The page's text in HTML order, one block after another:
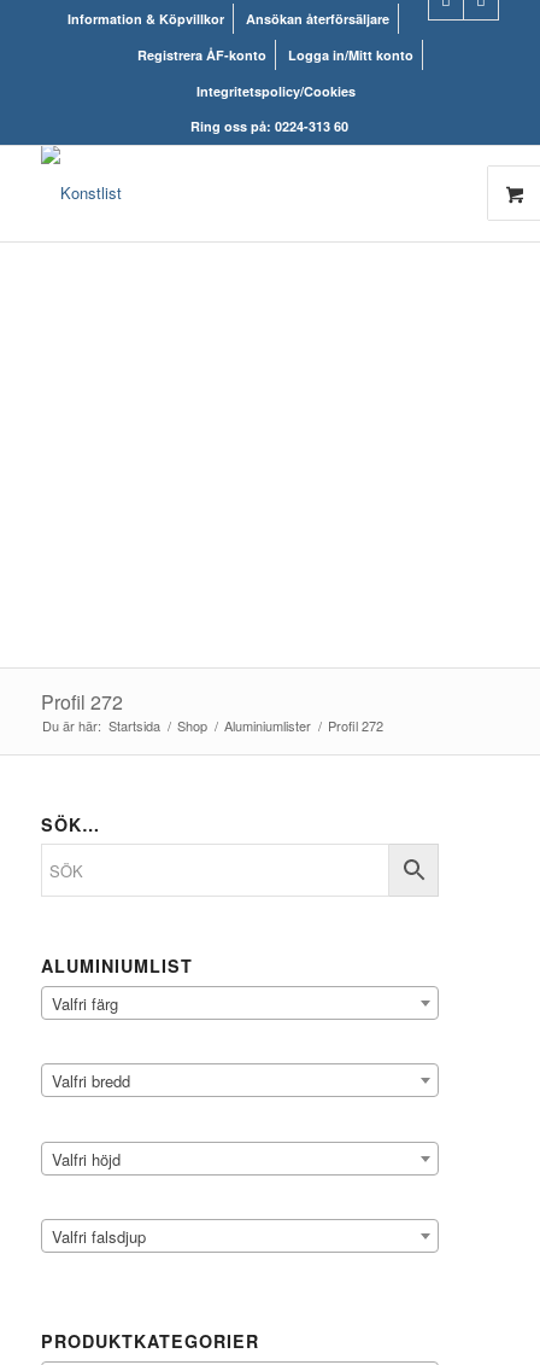
Information & Köpvillkor
Ansökan återförsäljare
Registrera ÅF-konto
Logga in/Mitt konto
Integritetspolicy/Cookies
Ring oss på: 0224-313 60
Profil 272
Du är här: Startsida / Shop / Aluminiumlister / Profil 272
SÖK…
ALUMINIUMLIST
Valfri färg
Valfri bredd
Valfri höjd
Valfri falsdjup
PRODUKTKATEGORIER